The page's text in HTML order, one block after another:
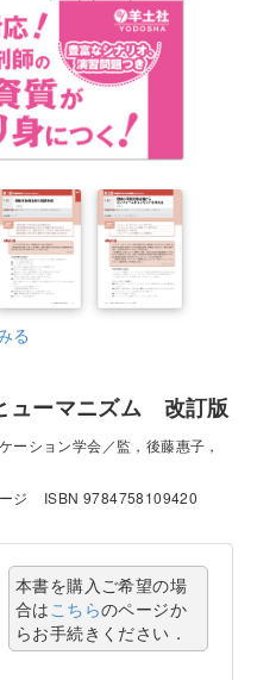
る
ューマニズム 改訂版
ーション学会／監，後藤惠子，
ジ ISBN 9784758109420
本書を購入ご希望の場
合は こちらのページか
らお手続きください．